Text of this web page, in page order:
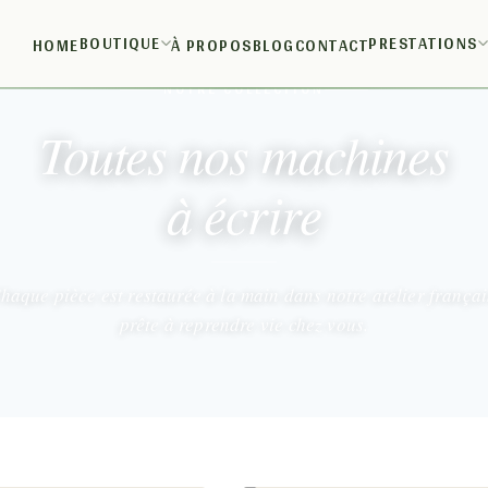
HOMEBOUTIQUE À PROPOSBLOGCONTACTPRESTATIONS
NOTRE COLLECTION
Toutes nos machines
à écrire